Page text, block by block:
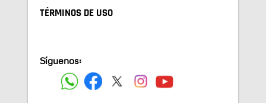
TÉRMINOS DE USO
Síguenos: